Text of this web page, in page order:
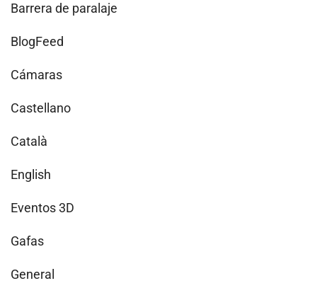
Barrera de paralaje
BlogFeed
Cámaras
Castellano
Català
English
Eventos 3D
Gafas
General